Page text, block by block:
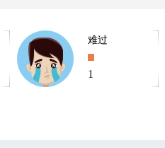
难过
1